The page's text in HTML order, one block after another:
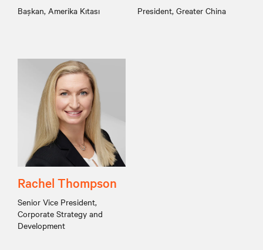
Başkan, Amerika Kıtası President, Greater China
Rachel Thompson
Senior Vice President,
Corporate Strategy and
Development